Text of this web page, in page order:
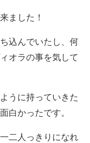
ました！
込んでいたし、何
オラの事を気して
うに持っていきた
白かったです。
二人っきりになれ